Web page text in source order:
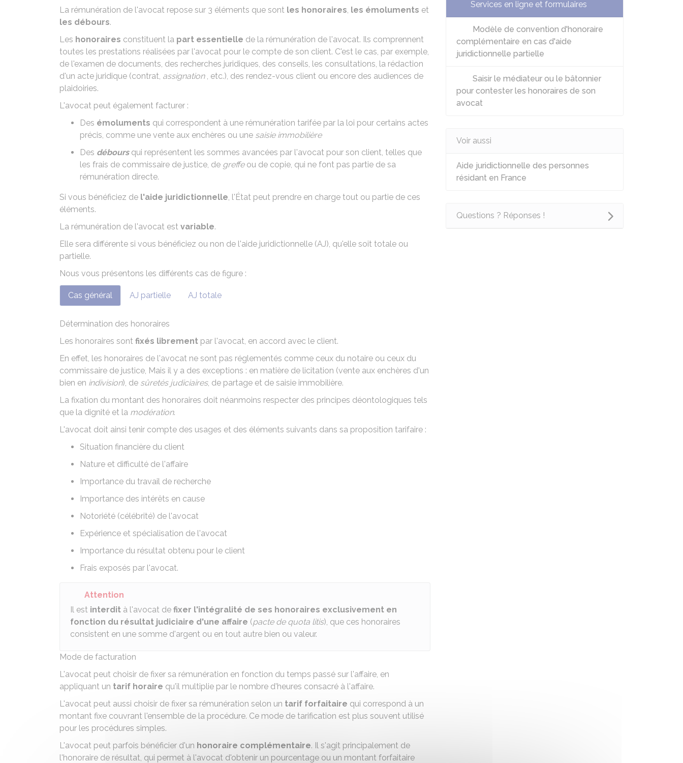
La rémunération de l'avocat repose sur 3 éléments que sont les honoraires, les émoluments et
les débours.
Les honoraires constituent la part essentielle de la rémunération de l'avocat. Ils comprennent
toutes les prestations réalisées par l'avocat pour le compte de son client. C'est le cas, par exemple,
de l'examen de documents, des recherches juridiques, des conseils, les consultations, la rédaction
d'un acte juridique (contrat, assignation, etc.), des rendez-vous client ou encore des audiences de
plaidoiries.
L'avocat peut également facturer :
Des émoluments qui correspondent à une rémunération tarifée par la loi pour certains actes
précis, comme une vente aux enchères ou une saisie immobilière
Des déboursqui représentent les sommes avancées par l'avocat pour son client, telles que
les frais de commissaire de justice, de greffeou de copie, qui ne font pas partie de sa
rémunération directe.
Si vous bénéficiez de l'aide juridictionnelle, l'État peut prendre en charge tout ou partie de ces
éléments.
La rémunération de l'avocat est variable.
Elle sera différente si vous bénéficiez ou non de l'aide juridictionnelle (AJ), qu'elle soit totale ou
partielle.
Nous vous présentons les différents cas de figure :
Cas général AJ partielle AJ totale
Détermination des honoraires
Les honoraires sont fixés librement par l'avocat, en accord avec le client.
En effet, les honoraires de l'avocat ne sont pas réglementés comme ceux du notaire ou ceux du
commissaire de justice, Mais il y a des exceptions : en matière de licitation (vente aux enchères d'un
bien en indivision), de sûretés judiciaires, de partage et de saisie immobilière.
La fixation du montant des honoraires doit néanmoins respecter des principes déontologiques tels
que la dignité et la modération.
L'avocat doit ainsi tenir compte des usages et des éléments suivants dans sa proposition tarifaire :
Situation financière du client
Nature et difficulté de l'affaire
Importance du travail de recherche
Importance des intérêts en cause
Notoriété (célébrité) de l'avocat
Expérience et spécialisation de l'avocat
Importance du résultat obtenu pour le client
Frais exposés par l'avocat.
Attention
Il est interdit à l'avocat de fixer l'intégralité de ses honoraires exclusivement en
fonction du résultat judiciaire d'une affaire (pacte de quota litis), que ces honoraires
consistent en une somme d'argent ou en tout autre bien ou valeur.
Mode de facturation
L'avocat peut choisir de fixer sa rémunération en fonction du temps passé sur l'affaire, en
appliquant un tarif horaire qu'il multiplie par le nombre d'heures consacré à l'affaire.
L'avocat peut aussi choisir de fixer sa rémunération selon un tarif forfaitaire qui correspond à un
montant fixe couvrant l'ensemble de la procédure. Ce mode de tarification est plus souvent utilisé
pour les procédures simples.
L'avocat peut parfois bénéficier d'un honoraire complémentaire. Il s'agit principalement de
l'honoraire de résultat, qui permet à l'avocat d'obtenir un pourcentage ou un montant forfaitaire
Services en ligne et formulaires
Modèle de convention d'honoraire
complémentaire en cas d'aide
juridictionnelle partielle
Saisir le médiateur ou le bâtonnier
pour contester les honoraires de son
avocat
Voir aussi
Aide juridictionnelle des personnes
résidant en France
Questions ? Réponses !